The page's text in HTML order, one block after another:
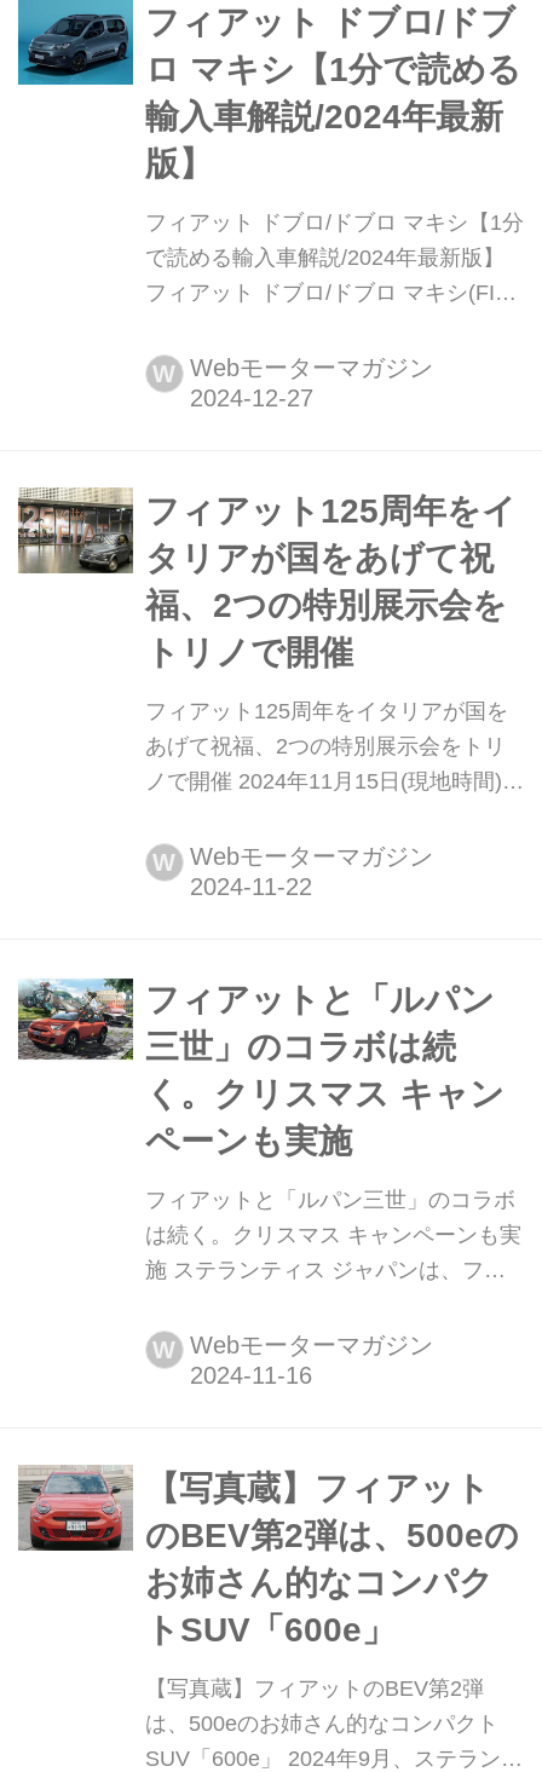
も誰でも特設サイトから応募できるキ
ャンペーンとなっている。応募は2025
年1月26日まで。
フィアット ドブロ/ドブ
ロ マキシ【1分で読める
輸入車解説/2024年最新
版】
フィアット ドブロ/ドブロ マキシ【1分
で読める輸入車解説/2024年最新版】
フィアット ドブロ/ドブロ マキシ(FIAT
日:2023年5月11日車両価格:414万円〜
436万円
W Webモーターマガジン
フィアット125周年をイ
タリアが国をあげて祝
福、2つの特別展示会を
トリノで開催
フィアット125周年をイタリアが国を
あげて祝福、2つの特別展示会をトリ
ノで開催 2024年11月15日(現地時間)、
を迎えるにあたり、同社の歴史を振り
返る2つの特別展示会をイタリア・ト
フィアットの想像力を通して見る近代
性」展、そして、...
W Webモーターマガジン
フィアットと「ルパン
三世」のコラボは続
く。クリスマス キャン
ペーンも実施
フィアットと「ルパン三世」のコラボ
は続く。クリスマス キャンペーンも実
施 ステランティス ジャパンは、フィ
2024年コラボレーション キャンペー
ン第三弾を2024年11月8日より公開。
る。
W Webモーターマガジン
【写真蔵】フィアット
のBEV第2弾は、500eの
お姉さん的なコンパク
トSUV「600e」
【写真蔵】フィアットのBEV第2弾
は、500eのお姉さん的なコンパクト
SUV「600e」 2024年9月、ステランテ